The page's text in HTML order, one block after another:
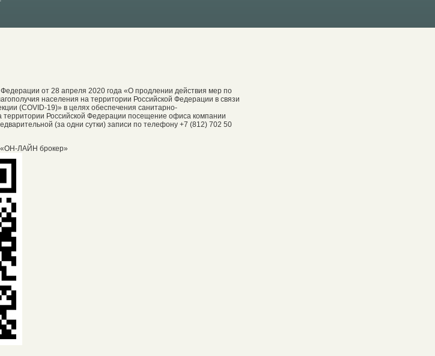
от 28 апреля 2020 года «О продлении действия мер по
населения на территории Российской Федерации в связи
(COVID-19)» в целях обеспечения санитарно-
территории Российской Федерации посещение офиса компании
(за одни сутки) записи по телефону +7 (812) 702 50
ЛАЙН брокер»